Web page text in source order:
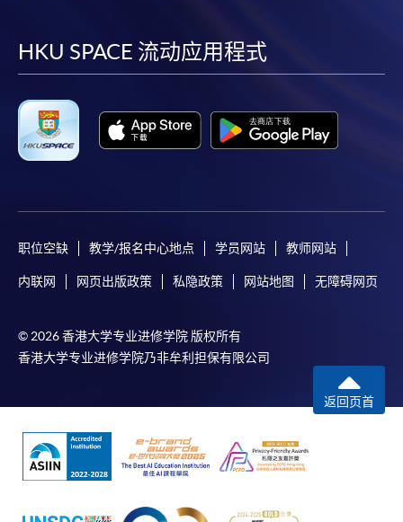
facebook
youtube
linkedin
HKU SPACE 流动应用程式
职位空缺 教学/报名中心地点 学员网站 教师网站
内联网 网页出版政策 私隐政策 网站地图 无障碍网页
© 2026 香港大学专业进修学院 版权所有
香港大学专业进修学院乃非牟利担保有限公司
返回页首